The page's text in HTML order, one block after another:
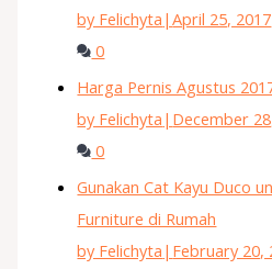
by Felichyta |April 25, 2017
0
Harga Pernis Agustus
by Felichyta | December
0
Gunakan Cat Kayu Duco
Furniture di Rumah
by Felichyta | February 20,